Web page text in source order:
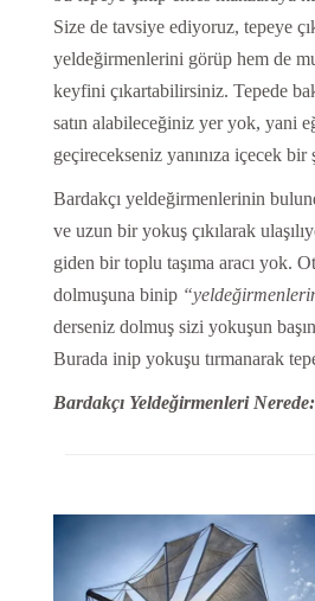
Size de tavsiye ediyoruz, tepeye
yeldeğirmenlerini görüp hem de
keyfini çıkartabilirsiniz. Tepede
satın alabileceğiniz yer yok, yani
geçirecekseniz yanınıza içecek bir
Bardakçı yeldeğirmenlerinin
ve uzun bir yokuş çıkılarak
giden bir toplu taşıma aracı yok.
dolmuşuna binip
derseniz dolmuş sizi yokuşun
Burada inip yokuşu tırmanarak
Bardakçı Yeldeğirmenleri Nerede: